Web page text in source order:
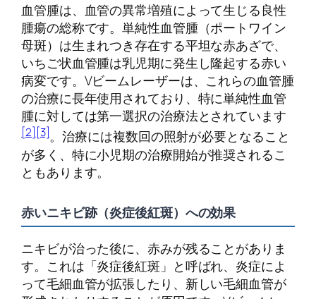
血管腫は、血管の異常増殖によって生じる良性
腫瘍の総称です。単純性血管腫（ポートワイン
母斑）は生まれつき存在する平坦な赤あざで、
いちご状血管腫は乳児期に発生し隆起する赤い
病変です。Vビームレーザーは、これらの血管腫
の治療に長年使用されており、特に単純性血管
腫に対しては第一選択の治療法とされています
[2] [3]。治療には複数回の照射が必要となること
が多く、特に小児期の治療開始が推奨されるこ
ともあります。
赤いニキビ跡（炎症後紅斑）への効果
ニキビが治った後に、赤みが残ることがありま
す。これは「炎症後紅斑」と呼ばれ、炎症によ
って毛細血管が拡張したり、新しい毛細血管が